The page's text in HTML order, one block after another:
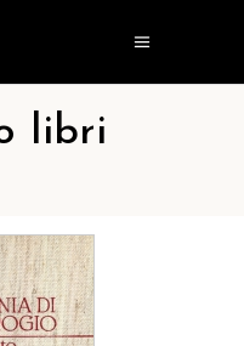
libri